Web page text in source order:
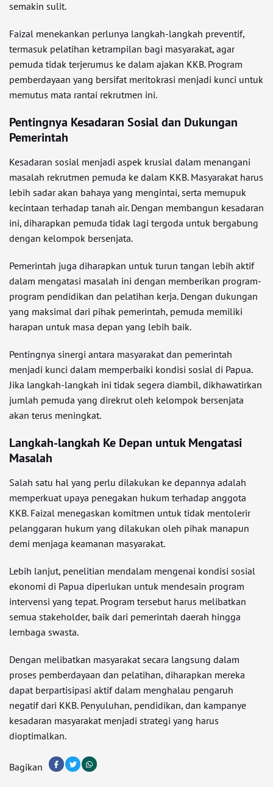
semakin sulit.
Faizal menekankan perlunya langkah-langkah preventif,
termasuk pelatihan ketrampilan bagi masyarakat, agar
pemuda tidak terjerumus ke dalam ajakan KKB. Program
pemberdayaan yang bersifat meritokrasi menjadi kunci untuk
memutus mata rantai rekrutmen ini.
Pentingnya Kesadaran Sosial dan Dukungan
Pemerintah
Kesadaran sosial menjadi aspek krusial dalam menangani
masalah rekrutmen pemuda ke dalam KKB. Masyarakat harus
lebih sadar akan bahaya yang mengintai, serta memupuk
kecintaan terhadap tanah air. Dengan membangun kesadaran
ini, diharapkan pemuda tidak lagi tergoda untuk bergabung
dengan kelompok bersenjata.
Pemerintah juga diharapkan untuk turun tangan lebih aktif
dalam mengatasi masalah ini dengan memberikan program-
program pendidikan dan pelatihan kerja. Dengan dukungan
yang maksimal dari pihak pemerintah, pemuda memiliki
harapan untuk masa depan yang lebih baik.
Pentingnya sinergi antara masyarakat dan pemerintah
menjadi kunci dalam memperbaiki kondisi sosial di Papua.
Jika langkah-langkah ini tidak segera diambil, dikhawatirkan
jumlah pemuda yang direkrut oleh kelompok bersenjata
akan terus meningkat.
Langkah-langkah Ke Depan untuk Mengatasi
Masalah
Salah satu hal yang perlu dilakukan ke depannya adalah
memperkuat upaya penegakan hukum terhadap anggota
KKB. Faizal menegaskan komitmen untuk tidak mentolerir
pelanggaran hukum yang dilakukan oleh pihak manapun
demi menjaga keamanan masyarakat.
Lebih lanjut, penelitian mendalam mengenai kondisi sosial
ekonomi di Papua diperlukan untuk mendesain program
intervensi yang tepat. Program tersebut harus melibatkan
semua stakeholder, baik dari pemerintah daerah hingga
lembaga swasta.
Dengan melibatkan masyarakat secara langsung dalam
proses pemberdayaan dan pelatihan, diharapkan mereka
dapat berpartisipasi aktif dalam menghalau pengaruh
negatif dari KKB. Penyuluhan, pendidikan, dan kampanye
kesadaran masyarakat menjadi strategi yang harus
dioptimalkan.
Bagikan